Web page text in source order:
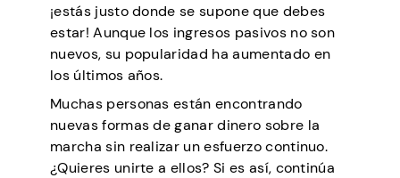
¡estás justo donde se supone que debes
estar! Aunque los ingresos pasivos no son
nuevos, su popularidad ha aumentado en
los últimos años.
Muchas personas están encontrando
nuevas formas de ganar dinero sobre la
marcha sin realizar un esfuerzo continuo.
¿Quieres unirte a ellos? Si es así, continúa